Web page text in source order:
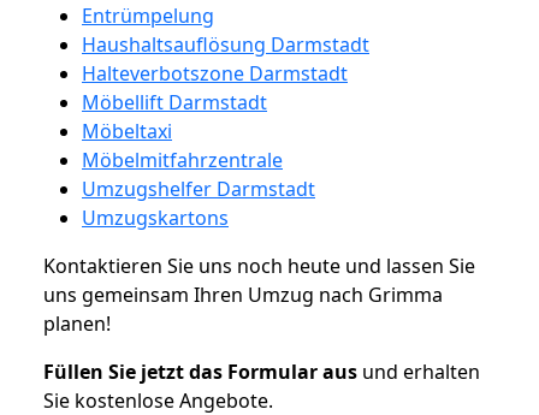
Entrümpelung
Haushaltsauflösung Darmstadt
Halteverbotszone Darmstadt
Möbellift Darmstadt
Möbeltaxi
Möbelmitfahrzentrale
Umzugshelfer Darmstadt
Umzugskartons
Kontaktieren Sie uns noch heute und lassen Sie
uns gemeinsam Ihren Umzug nach Grimma
planen!
Füllen Sie jetzt das Formular aus und erhalten
Sie kostenlose Angebote.